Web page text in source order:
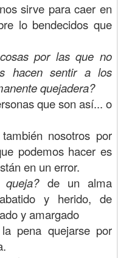
sirve para caer en
lo bendecidos que
por las que no
hacen sentir a los
quejadera?
que son así... o
nosotros por
podemos hacer es
en un error.
de un alma
y herido, de
y amargado
pena quejarse por